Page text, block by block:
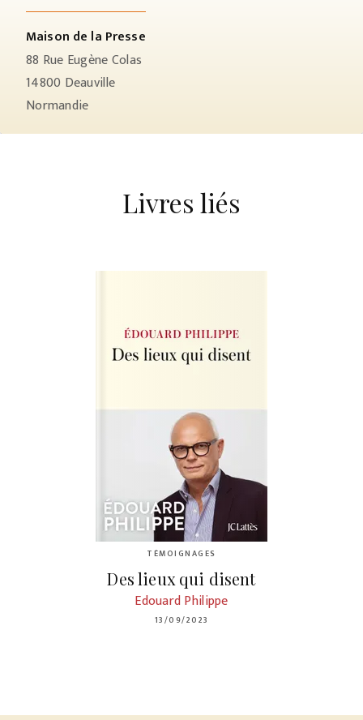
Maison de la Presse
88 Rue Eugène Colas
14800 Deauville
Normandie
Livres liés
TÉMOIGNAGES
Des lieux qui disent
Edouard Philippe
13/09/2023